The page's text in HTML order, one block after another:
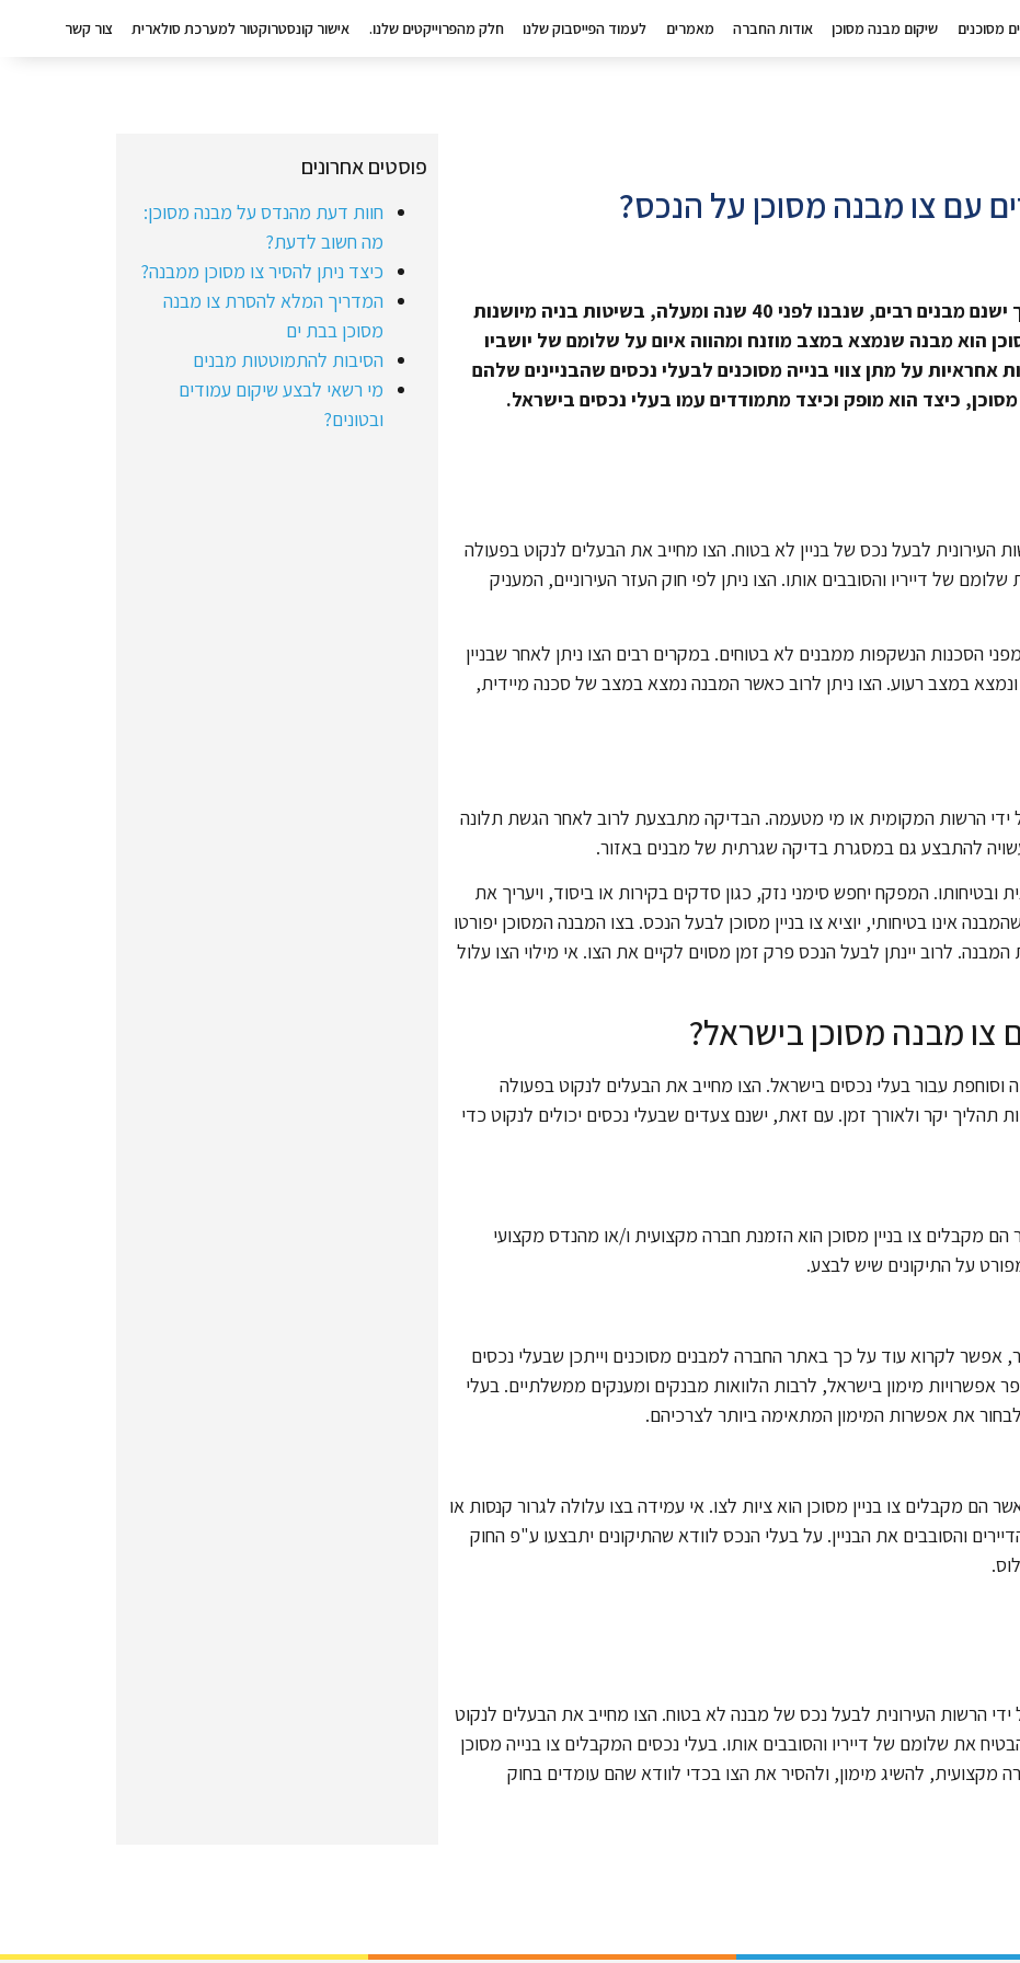
מסוכנים שיקום מבנה מסוכן אודות החברה מאמרים לעמוד הפייסבוק שלנו חלק מהפרוייקטים שלנו. אישור קונסטרוקטור למערכת סולארית צור קשר
עם צו מבנה מסוכן על הנכס?
ישראל היא כבר לא מדינה צעירה, ובשל כך ישנם מבנים רבים, שנבנו לפני 40 שנה ומעלה, בשיטות בניה מיושנות
הוא מבנה שנמצא במצב מוזנח ומהווה איום על שלומם של יושביו
אחראיות על מתן צווי בנייה מסוכנים לבעלי נכסים שהבניינים שלהם
כיצד הוא מופק וכיצד מתמודדים עמו בעלי נכסים בישראל.
העירונית לבעל נכס של בניין לא בטוח. הצו מחייב את הבעלים לנקוט בפעולה
של דייריו והסובבים אותו. הצו ניתן לפי חוק העזר העירוניים, המעניק
הסכנות הנשקפות ממבנים לא בטוחים. במקרים רבים הצו ניתן לאחר שבניין
במצב רעוע. הצו ניתן לרוב כאשר המבנה נמצא במצב של סכנה מיידית,
ידי הרשות המקומית או מי מטעמה. הבדיקה מתבצעת לרוב לאחר הגשת תלונה
להתבצע גם במסגרת בדיקה שגרתית של מבנים באזור.
המפקח יחפש סימני נזק, כגון סדקים בקירות או ביסוד, ויעריך את
אינו בטיחותי, יוציא צו בניין מסוכן לבעל הנכס. בצו המבנה המסוכן יפורטו
לרוב יינתן לבעל הנכס פרק זמן מסוים לקיים את הצו. אי מילוי הצו עלול
מבנה מסוכן בישראל?
וסוחפת עבור בעלי נכסים בישראל. הצו מחייב את הבעלים לנקוט בפעולה
תהליך יקר ולאורך זמן. עם זאת, ישנם צעדים שבעלי נכסים יכולים לנקוט כדי
מקבלים צו בניין מסוכן הוא הזמנת חברה מקצועית ו/או מהנדס מקצועי
על התיקונים שיש לבצע.
אפשר לקרוא עוד על כך באתר החברה למבנים מסוכנים וייתכן שבעלי נכסים
אפשרויות מימון בישראל, לרבות הלוואות מבנקים ומענקים ממשלתיים. בעלי
את אפשרות המימון המתאימה ביותר לצרכיהם.
הם מקבלים צו בניין מסוכן הוא ציות לצו. אי עמידה בצו עלולה לגרור קנסות או
והסובבים את הבניין. על בעלי הנכס לוודא שהתיקונים יתבצעו ע"פ החוק
ידי הרשות העירונית לבעל נכס של מבנה לא בטוח. הצו מחייב את הבעלים לנקוט
את שלומם של דייריו והסובבים אותו. בעלי נכסים המקבלים צו בנייה מסוכן
מקצועית, להשיג מימון, ולהסיר את הצו בכדי לוודא שהם עומדים בחוק
פוסטים אחרונים
חוות דעת מהנדס על מבנה מסוכן:
מה חשוב לדעת?
כיצד ניתן להסיר צו מסוכן ממבנה?
המדריך המלא להסרת צו מבנה
מסוכן בבת ים
הסיבות להתמוטטות מבנים
מי רשאי לבצע שיקום עמודים
ובטונים?